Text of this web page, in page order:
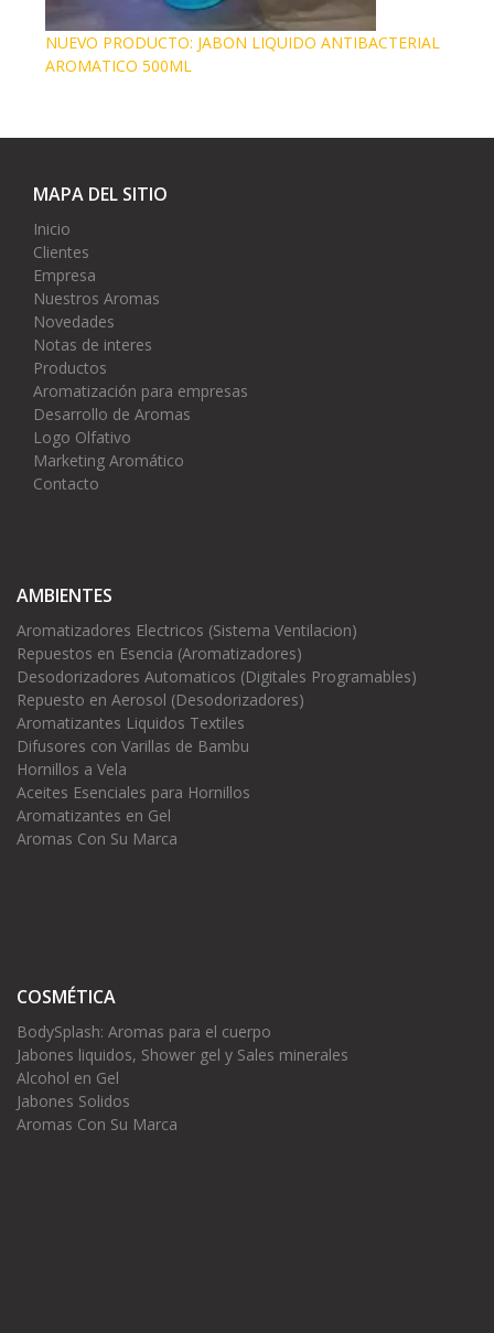
NUEVO PRODUCTO: JABON LIQUIDO ANTIBACTERIAL
AROMATICO 500ML
MAPA DEL SITIO
Inicio
Clientes
Empresa
Nuestros Aromas
Novedades
Notas de interes
Productos
Aromatización para empresas
Desarrollo de Aromas
Logo Olfativo
Marketing Aromático
Contacto
AMBIENTES
Aromatizadores Electricos (Sistema Ventilacion)
Repuestos en Esencia (Aromatizadores)
Desodorizadores Automaticos (Digitales Programables)
Repuesto en Aerosol (Desodorizadores)
Aromatizantes Liquidos Textiles
Difusores con Varillas de Bambu
Hornillos a Vela
Aceites Esenciales para Hornillos
Aromatizantes en Gel
Aromas Con Su Marca
COSMÉTICA
BodySplash: Aromas para el cuerpo
Jabones liquidos, Shower gel y Sales minerales
Alcohol en Gel
Jabones Solidos
Aromas Con Su Marca